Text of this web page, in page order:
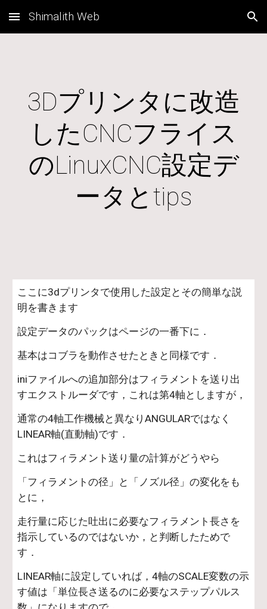
Skip to main content Skip to navigation
Shimalith Web
3Dプリンタに改造
したCNCフライス
のLinuxCNC設定デ
ータとtips
ここに3dプリンタで使用した設定とその簡単な説
明を書きます
設定データのパックはページの一番下に．
基本はコブラを動作させたときと同様です．
iniファイルへの追加部分はフィラメントを送り出
すエクストルーダです，これは第4軸としますが，
通常の4軸工作機械と異なりANGULARではなく
LINEAR軸(直動軸)です．
これはフィラメント送り量の計算がどうやら
「フィラメントの径」と「ノズル径」の変化をも
とに，
走行量に応じた吐出に必要なフィラメント長さを
指示しているのではないか，と判断したためで
す．
LINEAR軸に設定していれば，4軸のSCALE変数の示
す値は「単位長さ送るのに必要なステップパルス